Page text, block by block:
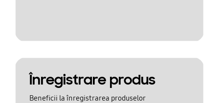
Înregistrare produs
Beneficii la înregistrarea produselor